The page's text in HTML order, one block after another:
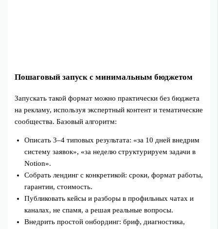
Пошаговый запуск с минимальным бюджетом
Запускать такой формат можно практически без бюджета
на рекламу, используя экспертный контент и тематические
сообщества. Базовый алгоритм:
Описать 3–4 типовых результата: «за 10 дней внедрим
систему заявок», «за неделю структурируем задачи в
Notion».
Собрать лендинг с конкретикой: сроки, формат работы,
гарантии, стоимость.
Публиковать кейсы и разборы в профильных чатах и
каналах, не спамя, а решая реальные вопросы.
Внедрить простой онбординг: бриф, диагностика,